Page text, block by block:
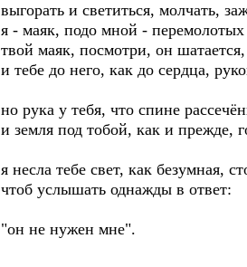
выгорать и светиться, молчать,
я - маяк, подо мной - перемолотых
твой маяк, посмотри, он
и тебе до него, как до сердца,
но рука у тебя, что спине
и земля под тобой, как и прежде,
я несла тебе свет, как безумная,
чтоб услышать однажды в ответ:
"он не нужен мне".